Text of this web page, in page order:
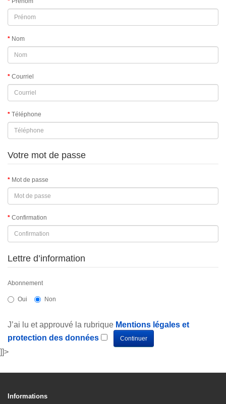
Nom
Courriel
Téléphone
Votre mot de passe
Mot de passe
Confirmation
Lettre d’information
Abonnement
Oui Non
J’ai lu et approuvé la rubrique Mentions légales et
protection des données
]]>
Informations